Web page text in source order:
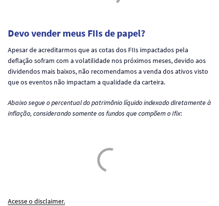
Devo vender meus FIIs de papel?
Apesar de acreditarmos que as cotas dos FIIs impactados pela
deflação sofram com a volatilidade nos próximos meses, devido aos
dividendos mais baixos, não recomendamos a venda dos ativos visto
que os eventos não impactam a qualidade da carteira.
Abaixo segue o percentual do patrimônio líquido indexado diretamente à
inflação, considerando somente os fundos que compõem o Ifix:
Acesse o disclaimer.